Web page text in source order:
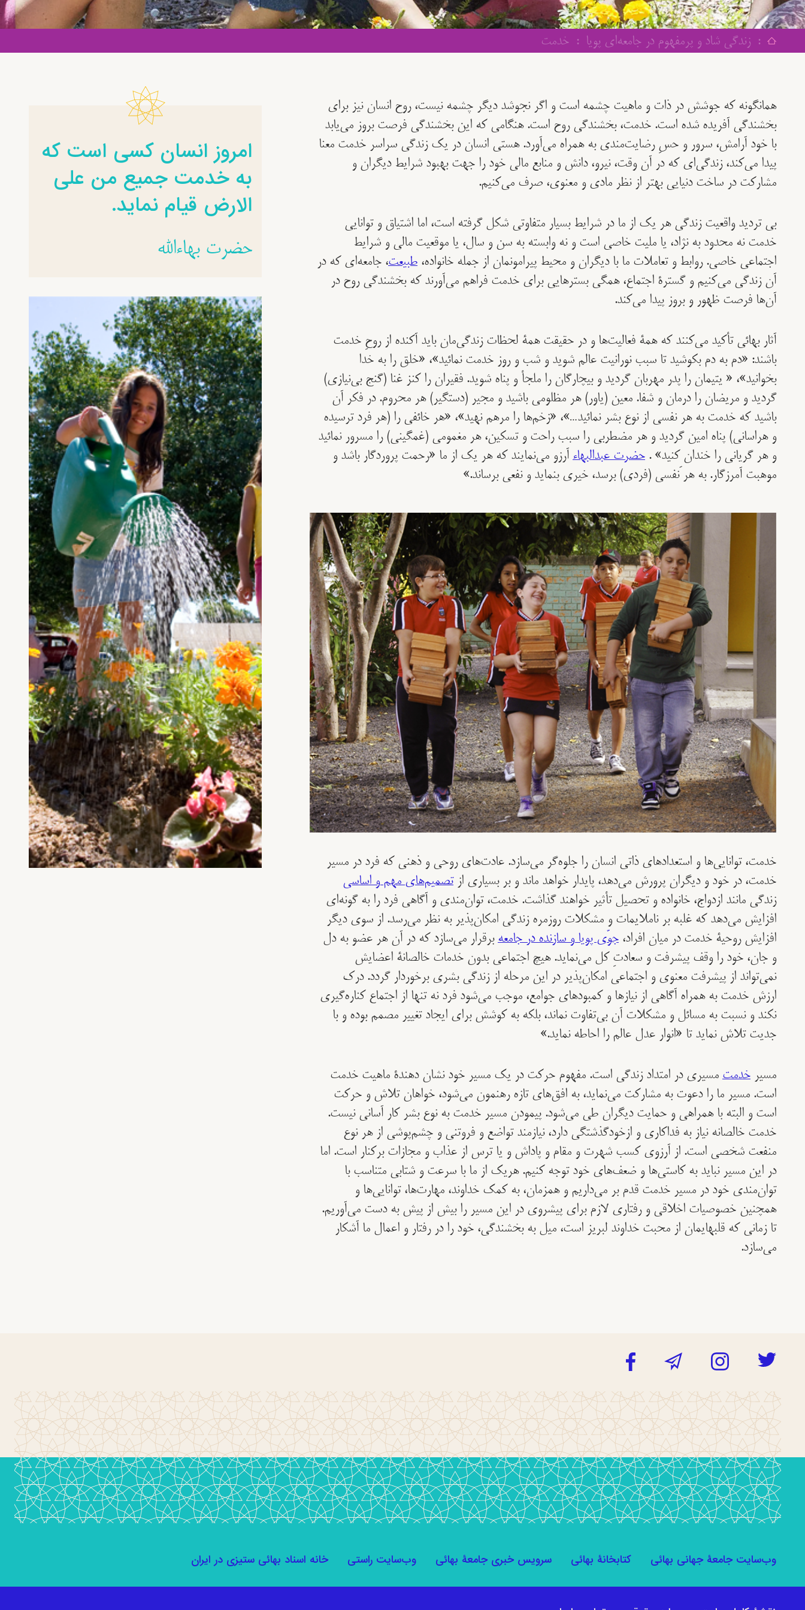
: زندگی شاد و پرمفهوم در جامعه‌ای پویا : خدمت
همانگونه که جوشش در ذات و ماهیت چشمه است و اگر نجوشد دیگر چشمه نیست، روح انسان نیز برای
بخشندگی آفریده شده است. خدمت، بخشندگی روح است. هنگامی که این بخشندگی فرصت بروز می‌یابد
با خود آرامش، سرور و حسِ رضایت‌مندی به همراه می‌آورد. هستی انسان در یک زندگی سراسر خدمت معنا
پیدا می‌کند، زندگی‌ای که در آن وقت، نیرو، دانش و منابع مالی خود را جهت بهبود شرایط دیگران و
مشارکت در ساخت دنیایی بهتر از نظر مادی و معنوی، صرف می‌کنیم.
بی تردید واقعیت زندگی هر یک از ما در شرایط بسیار متفاوتی شکل گرفته است، اما اشتیاق و توانایی
خدمت نه محدود به نژاد، یا ملیت خاصی است و نه وابسته به سن و سال، یا موقعیت مالی و شرایط
اجتماعی خاصی. روابط و تعاملات ما با دیگران و محیط پیرامونمان از جمله خانواده،طبیعت، جامعه‌ای که در
آن زندگی می‌کنیم و گسترۀ اجتماع، همگی بستر‌هایی برای خدمت فراهم می‌آورند که بخشندگی روح در
آن‌ها فرصت ظهور و بروز پیدا می‌کند.
آثار بهائی تأکید می‌کنند که همۀ فعالیت‌ها و در حقیقت همۀ لحظات زندگی‌مان باید آکنده از روحِ خدمت
باشند: «دم به دم بکوشيد تا سبب نورانيت عالم شويد و شب و روز خدمت نمائيد»، «خلق را به خدا
بخوانيد»، « يتيمان را پدر مهربان گرديد و بيچارگان را ملجأ و پناه شويد. فقيران را کنز غنا (گنج بی‌نیازی)
گرديد و مريضان را درمان و شفا. معين (یاور) هر مظلومی باشيد و مجير (دستگیر) هر محروم. در فکر آن
باشيد که خدمت به هر نفسی از نوع بشر نمائيد…»، «زخم‌ها را مرهم نهيد»، «هر خائفی را (هر فرد ترسیده
و هراسانی) پناه امین گردید و هر مضطربی را سبب راحت و تسکين، هر مغمومی (غمگینی) را مسرور نمائيد
و هر گريانی را خندان کنيد» .حضرت عبدالبهاءآرزو می‌نمایند که هر یک از ما «رحمت پروردگار باشد و
موهبت آمرزگار. به هر َنفسی (فردی) برسد، خيری بنمايد و نفعی برساند.»
خدمت، توانایی‌ها و استعدادهای ذاتی انسان را جلوه‌گر می‌سازد. عادت‌های روحی و ذهنی که فرد در مسیر
خدمت، در خود و دیگران پرورش می‌دهد، پایدار خواهد ماند و بر بسیاری ازتصمیم‌های مهم و اساسی
زندگی مانند ازدواج، خانواده و تحصیل تأثیر خواهند گذاشت. خدمت، توان‌مندی و آگاهی فرد را به گونه‌ای
افزایش می‌دهد که غلبه بر ناملایمات و مشکلات روزمره زندگی امکان‌پذیر به نظر می‌رسد. از سوی دیگر
افزایش روحیۀ خدمت در میان افراد،جوّی پویا و سازنده در جامعهبرقرار می‌سازد که در آن هر عضو به دل
و جان، خود را وقف پیشرفت و سعادتِ کل می‌نماید. هیچ اجتماعی بدون خدمات خالصانۀ اعضایش
نمی‌تواند از پیشرفت معنوی و اجتماعی امکان‌پذیر در این مرحله از زندگی بشری برخوردار گردد. درک
ارزش خدمت به همراه آگاهی از نیازها و کمبودهای جوامع، موجب می‌شود فرد نه تنها از اجتماع کناره‌گیری
نکند و نسبت به مسائل و مشکلات آن بی‌تفاوت نماند، بلکه به کوشش برای ایجاد تغییر مصمم بوده و با
جدیت تلاش نماید تا «انوار عدل عالم را احاطه نماید.»
مسیر خدمتمسیری در امتداد زندگی است. مفهوم حرکت در یک مسیر خود نشان دهندۀ ماهیت خدمت
است. مسیر ما را دعوت به مشارکت می‌نماید، به افق‌های تازه رهنمون می‌شود، خواهان تلاش و حرکت
است و البته با همراهی و حمایت دیگران طی می‌شود. پیمودن مسیر خدمت به نوع بشر کار آسانی نیست.
خدمت خالصانه نیاز به فداکاری و ازخودگذشتگی دارد، نیازمند تواضع و فروتنی و چشم‌پوشی از هر نوع
منفعت شخصی است. از آرزوی کسب شهرت و مقام و پاداش و یا ترس از عذاب و مجازات برکنار است. اما
در این مسیر نباید به کاستی‌ها و ضعف‌های خود توجه کنیم. هریک از ما با سرعت و شتابی متناسب با
توان‌مندی خود در مسیر خدمت قدم بر می‌داریم و همزمان، به کمک خداوند، مهارت‌ها، توانایی‌ها و
همچنین خصوصیات اخلاقی و رفتاری لازم برای پیشروی در این مسیر را بیش از پیش به دست می‌آوریم.
تا زمانی که قلبها‌‌یمان از محبت خداوند لبریز است، میل به بخشندگی، خود را در رفتار و اعمال ما آشکار
می‌سازد.
امروز انسان کسی است که
به خدمت جمیع من علی
الارض قیام نماید.
حضرت بهاءالله
وب‌سایت جامعۀ جهانی بهائی کتابخانۀ بهائی سرویس خبری جامعۀ بهائی وب‌سایت راستی خانه اسناد بهائی ستیزی در ایران